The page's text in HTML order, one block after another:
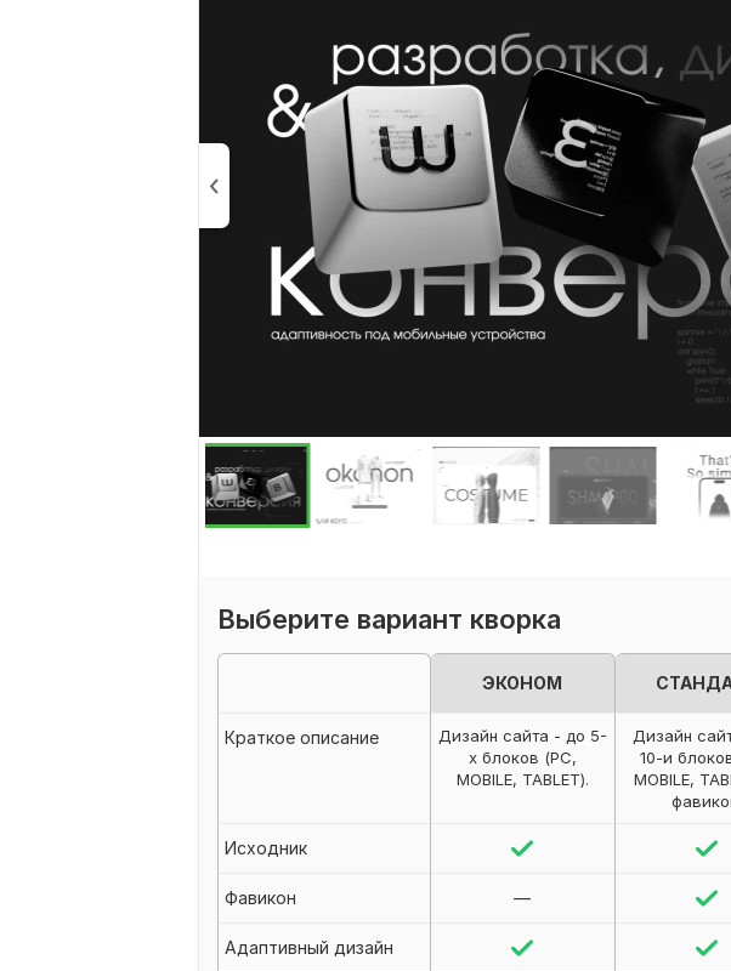
Выберите вариант кворка
ЭКОНОМ
Краткое описание
Дизайн сайта - до 5-
х блоков (PC,
MOBILE, TABLET).
Дизайн
10-и
MOBILE,
Исходник
Фавикон —
Адаптивный дизайн